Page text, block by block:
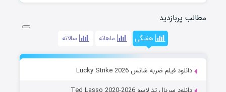
مطالب پربازدید
هفتگی ماهانه سالانه
دانلود فیلم ضربه شانس Lucky Strike 2026